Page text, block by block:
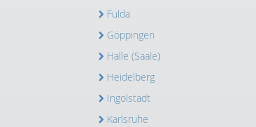
Fulda
Göppingen
Halle (Saale)
Heidelberg
Ingolstadt
Karlsruhe